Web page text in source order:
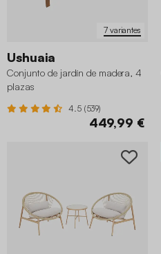
7 variantes
Ushuaia
Conjunto de jardín de madera, 4
plazas
4.5 (539)
449,99 €